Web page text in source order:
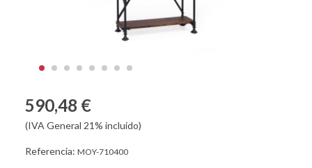
590,48 €
(IVA General 21% incluido)
Referencia: MOY-710400